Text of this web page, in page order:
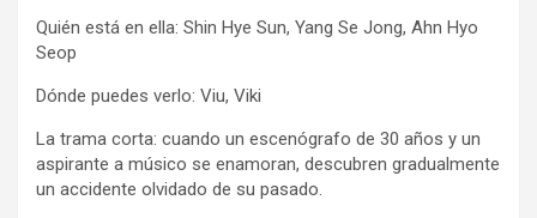
Quién está en ella: Shin Hye Sun, Yang Se Jong, Ahn Hyo
Seop
Dónde puedes verlo: Viu, Viki
La trama corta: cuando un escenógrafo de 30 años y un
aspirante a músico se enamoran, descubren gradualmente
un accidente olvidado de su pasado.